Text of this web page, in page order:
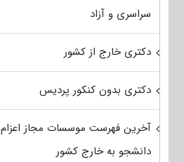
سراسری و آزاد
دکتری خارج از کشور
دکتری بدون کنکور پردیس
آخرین فهرست موسسات مجاز اعزام
دانشجو به خارج کشور